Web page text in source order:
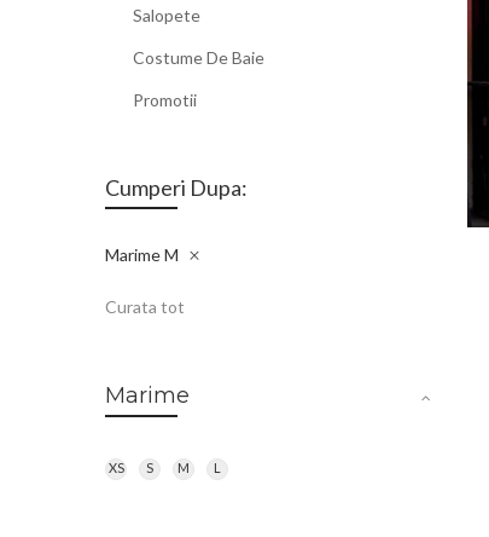
Salopete
Costume De Baie
Promotii
Cumperi Dupa:
MarimeM
Curata tot
Marime
XS S M L